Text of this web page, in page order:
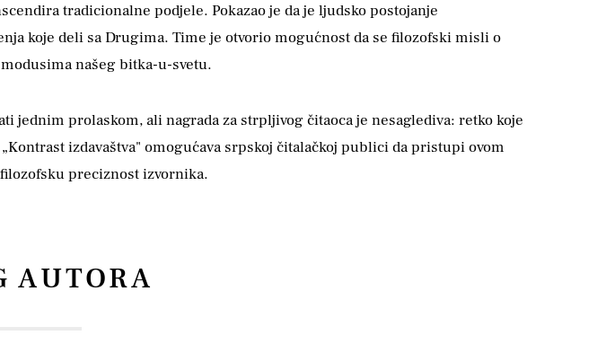
tradicionalne podjele. Pokazao je da je ljudsko postojanje
koje deli sa Drugima. Time je otvorio mogućnost da se filozofski misli o
našeg bitka-u-svetu.
jednim prolaskom, ali nagrada za strpljivog čitaoca je nesaglediva: retko koje
izdavaštva" omogućava srpskoj čitalačkoj publici da pristupi ovom
preciznost izvornika.
AUTORA